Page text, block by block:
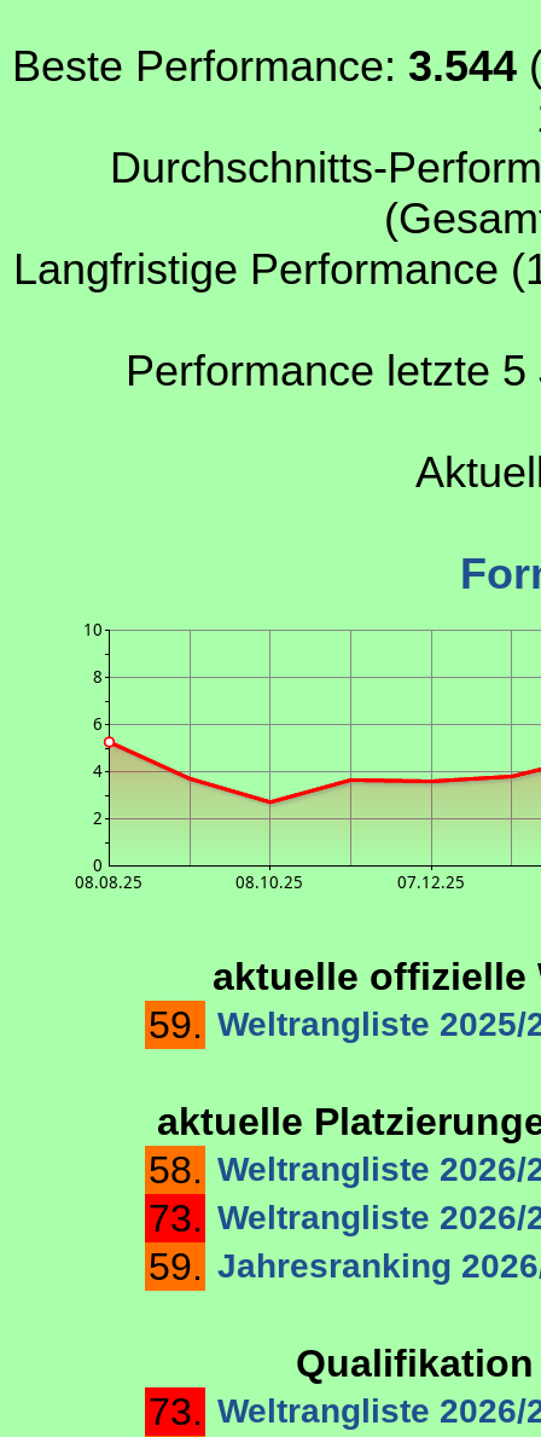
Beste Performance: 3.544
Durchschnitts-
Langfristige Performance
Performance letzte
10
8
6
4
2
0
08.08.25 08.10.25 07.12.25
aktuelle
59. Weltrangliste 2025/
aktuelle
58. Weltrangliste 2026/
73. Weltrangliste 2026/
59. Jahresranking
Qualifikation
73. Weltrangliste 2026/